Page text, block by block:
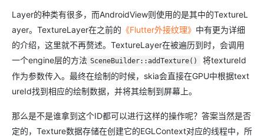
Layer的种类有很多，而AndroidView则使用的是其中的TextureL
ayer。TextureLayer在之前的 《Flutter外接纹理》 中有更为详细
的介绍，这里就不再赘述。TextureLayer在被遍历到时，会调用
一个engine层的方法 SceneBuilder::addTexture()
将textureId
作为参数传入。最终在绘制的时候，skia会直接在GPU中根据text
ureId找到相应的绘制数据，并将其绘制到屏幕上。
那么是不是谁拿到这个ID都可以进行这样的操作呢？答案当然是否
定的，Texture数据存储在创建它的EGLContext对应的线程中，所